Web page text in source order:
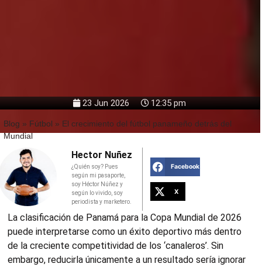
23 Jun 2026 12:35 pm
Blog » Fútbol » El crecimiento del fútbol panameño detrás del
Mundial
Hector Nuñez
¿Quién soy? Pues
según mi pasaporte,
soy Héctor Núñez y
según lo vivido, soy
periodista y marketero.
Facebook
X
La clasificación de Panamá para la Copa Mundial de 2026
puede interpretarse como un éxito deportivo más dentro
de la creciente competitividad de los ‘canaleros’. Sin
embargo, reducirla únicamente a un resultado sería ignorar